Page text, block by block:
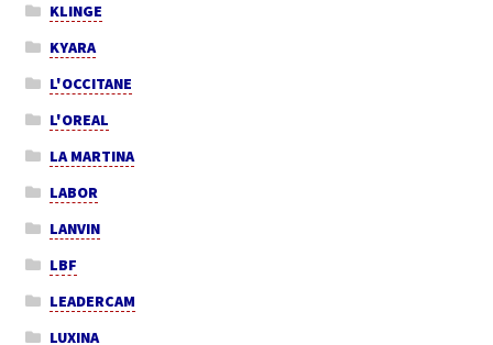
KLINGE
KYARA
L'OCCITANE
L'OREAL
LA MARTINA
LABOR
LANVIN
LBF
LEADERCAM
LUXINA